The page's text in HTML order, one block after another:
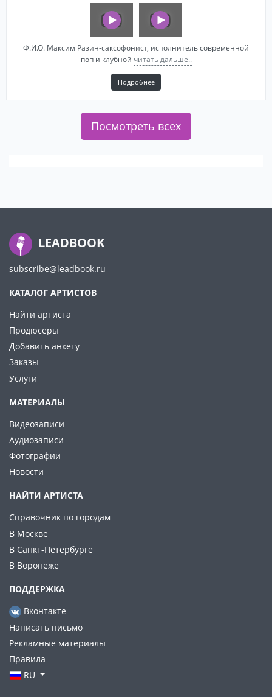
Ф.И.О. Максим Разин-саксофонист, исполнитель современной
поп и клубной читать дальше..
Подробнее
Посмотреть всех
LEADBOOK
subscribe@leadbook.ru
КАТАЛОГ АРТИСТОВ
Найти артиста
Продюсеры
Добавить анкету
Заказы
Услуги
МАТЕРИАЛЫ
Видеозаписи
Аудиозаписи
Фотографии
Новости
НАЙТИ АРТИСТА
Справочник по городам
В Москве
В Санкт-Петербурге
В Воронеже
ПОДДЕРЖКА
Вконтакте
Написать письмо
Рекламные материалы
Правила
RU